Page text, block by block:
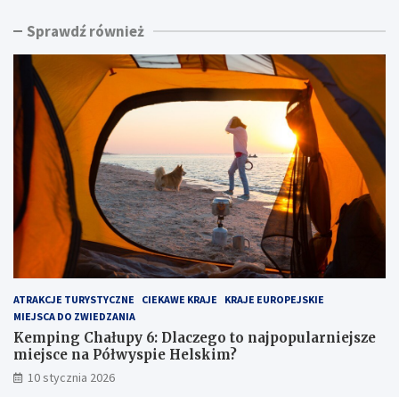
n
a
ł
u
p
D
l
a
c
e
g
o
t
o
n
i
m
o
r
z
m
u
k
y
y
k
l
e
j
n
Sprawdź również
ATRAKCJE TURYSTYCZNE CIEKAWE KRAJE
KRAJE EUROPEJSKIE
MIEJSCA DO ZWIEDZANIA
Kemping Chałupy 6: Dlaczego to najpopularniejsze
miejsce na Półwyspie Helskim?
10 stycznia 2026